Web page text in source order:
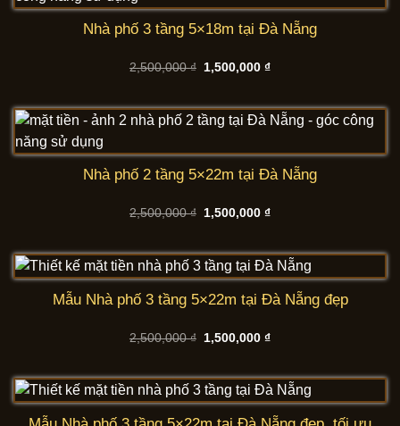
Nhà phố 3 tầng 5×18m tại Đà Nẵng
2,500,000₫
Giá
1,500,000₫Giá
1,500,000 ₫.
Nhà phố 2 tầng 5×22m tại Đà Nẵng
2,500,000₫
Giá
1,500,000₫Giá
1,500,000 ₫.
Mẫu Nhà phố 3 tầng 5×22m tại Đà Nẵng đẹp
2,500,000₫
Giá
gốc
1,500,000₫Giá
1,500,000 ₫.